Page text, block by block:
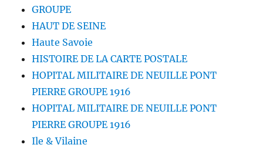
GROUPE
HAUT DE SEINE
Haute Savoie
HISTOIRE DE LA CARTE POSTALE
HOPITAL MILITAIRE DE NEUILLE PONT
PIERRE GROUPE 1916
HOPITAL MILITAIRE DE NEUILLE PONT
PIERRE GROUPE 1916
Ile & Vilaine